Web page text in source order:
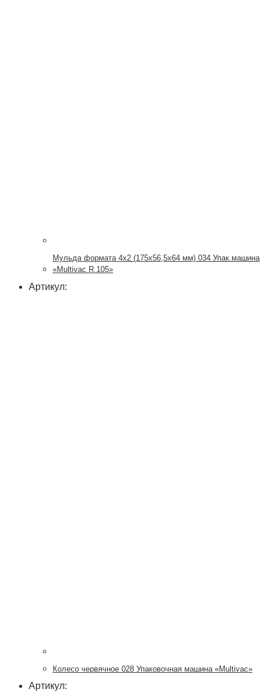
Мульда формата 4х2 (175х56,5х64 мм) 034 Упак.машина
«Multivac R 105»
Артикул:
Колесо червячное 028 Упаковочная машина «Multivac»
Артикул: